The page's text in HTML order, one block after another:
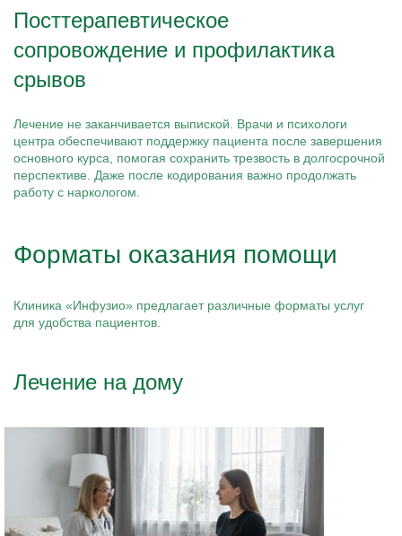
Посттерапевтическое
сопровождение и профилактика
срывов
Лечение не заканчивается выпиской. Врачи и психологи
центра обеспечивают поддержку пациента после завершения
основного курса, помогая сохранить трезвость в долгосрочной
перспективе. Даже после кодирования важно продолжать
работу с наркологом.
Форматы оказания помощи
Клиника «Инфузио» предлагает различные форматы услуг
для удобства пациентов.
Лечение на дому